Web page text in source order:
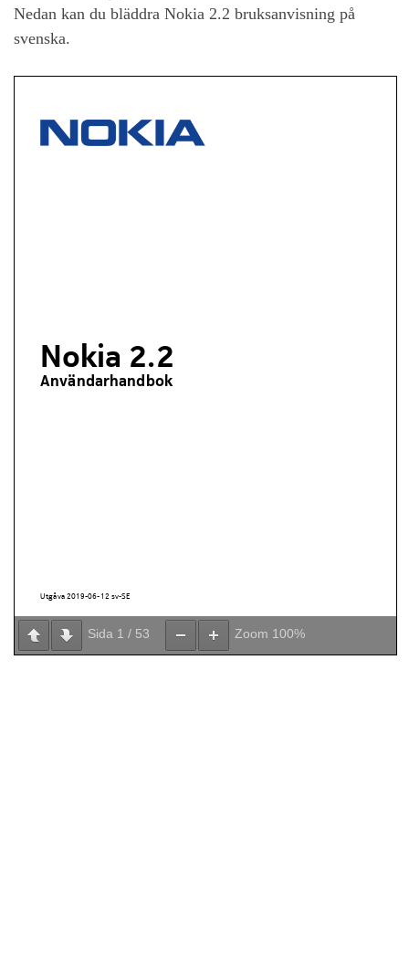
Nedan kan du bläddra Nokia 2.2 bruksanvisning på
svenska.
Sida 1 / 53 Zoom 100%